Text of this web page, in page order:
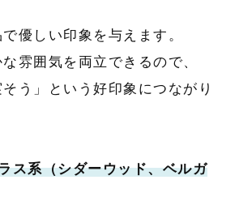
優しい印象を与えます。
雰囲気を両立できるので、
そう」という好印象につながり
ス系（シダーウッド、ベルガ